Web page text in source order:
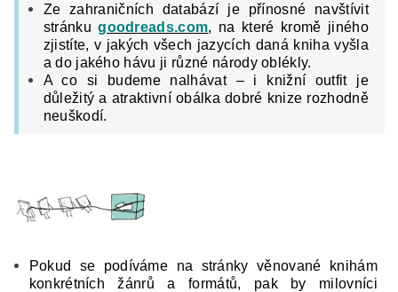
Ze zahraničních databází je přínosné navštívit
stránkugoodreads.com, na které kromě jiného
zjistíte, v jakých všech jazycích daná kniha vyšla
a do jakého hávu ji různé národy oblékly.
A co si budeme nalhávat – i knižní outfit je
důležitý a atraktivní obálka dobré knize rozhodně
neuškodí.
Pokud se podíváme na stránky věnované knihám
konkrétních žánrů a formátů, pak by milovníci